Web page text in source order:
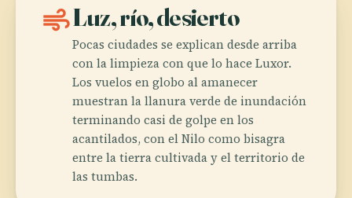
airLuz, río, desierto
Pocas ciudades se explican desde arriba
con la limpieza con que lo hace Luxor.
Los vuelos en globo al amanecer
muestran la llanura verde de inundación
terminando casi de golpe en los
acantilados, con el Nilo como bisagra
entre la tierra cultivada y el territorio de
las tumbas.